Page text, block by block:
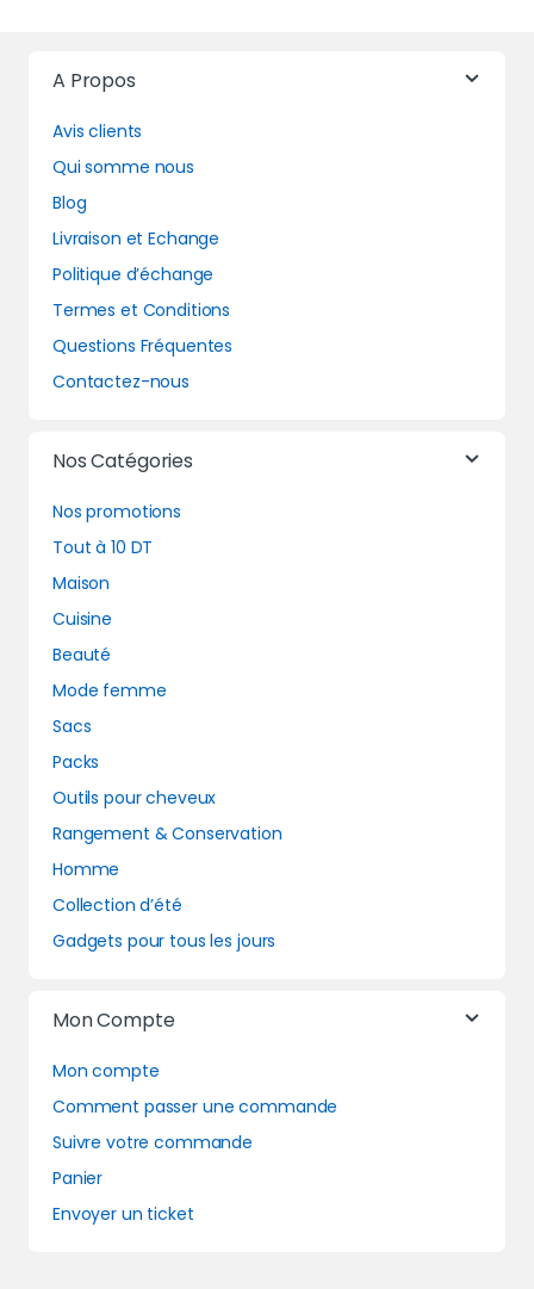
A Propos
Avis clients
Qui somme nous
Blog
Livraison et Echange
Politique d’échange
Termes et Conditions
Questions Fréquentes
Contactez-nous
Nos Catégories
Nos promotions
Tout à 10 DT
Maison
Cuisine
Beauté
Mode femme
Sacs
Packs
Outils pour cheveux
Rangement & Conservation
Homme
Collection d’été
Gadgets pour tous les jours
Mon Compte
Mon compte
Comment passer une commande
Suivre votre commande
Panier
Envoyer un ticket